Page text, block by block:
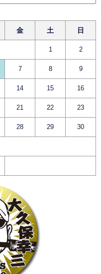
金 土 日
1 2
7 8 9
14 15 16
21 22 23
28 29 30